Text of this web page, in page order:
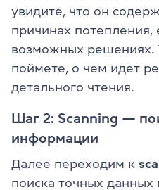
увидите, что он
причинах потепления,
возможных решениях.
поймете, о чем идет
детального чтения.
Шаг 2: Scanning —
информации
Далее переходим к
поиска точных данных в